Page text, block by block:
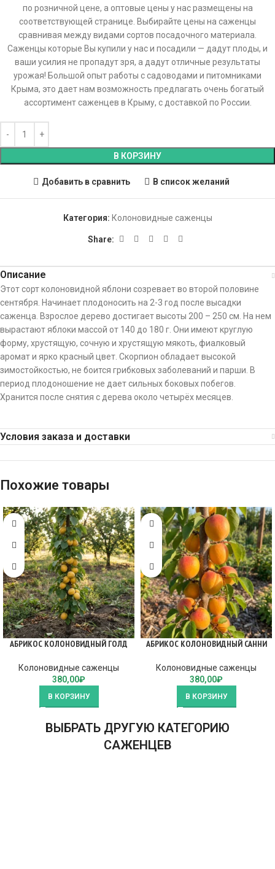
по розничной цене, а оптовые цены у нас размещены на
соответствующей странице. Выбирайте цены на саженцы
сравнивая между видами сортов посадочного материала.
Саженцы которые Вы купили у нас и посадили — дадут плоды, и
ваши усилия не пропадут зря, а дадут отличные результаты
урожая! Большой опыт работы с садоводами и питомниками
Крыма, это дает нам возможность предлагать очень богатый
ассортимент саженцев в Крыму, с доставкой по России.
В КОРЗИНУ
Добавить в сравнить В список желаний
Категория: Колоновидные саженцы
Share:
Описание
Этот сорт колоновидной яблони созревает во второй половине
сентября. Начинает плодоносить на 2-3 год после высадки
саженца. Взрослое дерево достигает высоты 200 – 250 см. На нем
вырастают яблоки массой от 140 до 180 г. Они имеют круглую
форму, хрустящую, сочную и хрустящую мякоть, фиалковый
аромат и ярко красный цвет. Скорпион обладает высокой
зимостойкостью, не боится грибковых заболеваний и парши. В
период плодоношение не дает сильных боковых побегов.
Хранится после снятия с дерева около четырёх месяцев.
Условия заказа и доставки
Похожие товары
АБРИКОС КОЛОНОВИДНЫЙ ГОЛД
Колоновидные саженцы
380,00₽
В КОРЗИНУ
АБРИКОС КОЛОНОВИДНЫЙ САННИ
Колоновидные саженцы
380,00₽
В КОРЗИНУ
ВЫБРАТЬ ДРУГУЮ КАТЕГОРИЮ
САЖЕНЦЕВ